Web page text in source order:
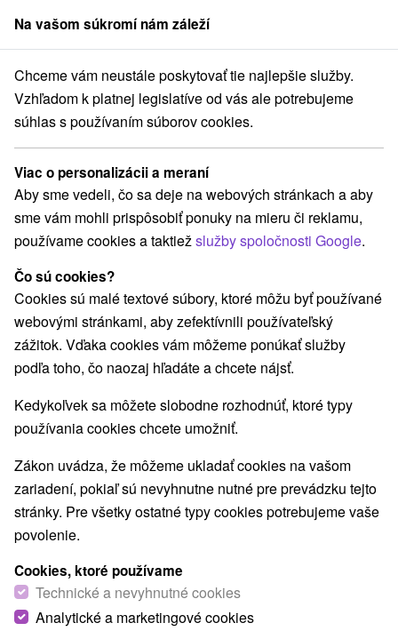
člen skupinySorger
Pobyty na Slovensku Wellness pobyty Turiec
Wellness pobyty na Turci
Kategórie
Všetky kategórie
Pobyty so zľavou(8)
Wellness pobyty(12) Víkendové pobyty(9)
Romantické pobyty
Rodinné pobyty(7)
Vyberte lokalitu alebo termín
Najpredávanejšie
1.
Na vašom súkromí nám záleží
Chceme vám neustále poskytovať tie najlepšie služby.
Vzhľadom k platnej legislatíve od vás ale potrebujeme
súhlas s používaním súborov cookies.
Viac o personalizácii a meraní
Aby sme vedeli, čo sa deje na webových stránkach a aby
sme vám mohli prispôsobiť ponuky na mieru či reklamu,
používame cookies a taktiežslužby spoločnosti Google.
Čo sú cookies?
Cookies sú malé textové súbory, ktoré môžu byť používané
webovými stránkami, aby zefektívnili používateľský
zážitok. Vďaka cookies vám môžeme ponúkať služby
podľa toho, čo naozaj hľadáte a chcete nájsť.
Kedykoľvek sa môžete slobodne rozhodnúť, ktoré typy
používania cookies chcete umožniť.
Zákon uvádza, že môžeme ukladať cookies na vašom
zariadení, pokiaľ sú nevyhnutne nutné pre prevádzku tejto
stránky. Pre všetky ostatné typy cookies potrebujeme vaše
povolenie.
Cookies, ktoré používame
Technické a nevyhnutné cookies
Analytické a marketingové cookies